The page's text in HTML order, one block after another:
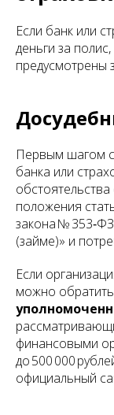
Если банк или
деньги за
предусмотрены
Первым шагом
банка или
положения
закона №
(займе)» и
Если
можно
финансовыми
до 500 000
официальный